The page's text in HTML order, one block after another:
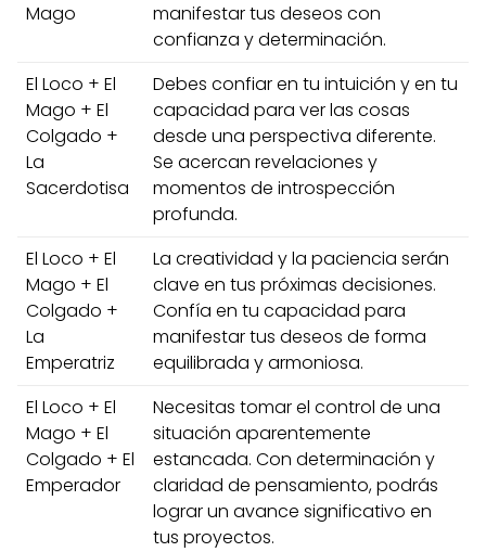
Mago
manifestar tus deseos con
confianza y determinación.
El Loco + El
Mago + El
Colgado +
La
Sacerdotisa
Debes confiar en tu intuición y en tu
capacidad para ver las cosas
desde una perspectiva diferente.
Se acercan revelaciones y
momentos de introspección
profunda.
El Loco + El
Mago + El
Colgado +
La
Emperatriz
La creatividad y la paciencia serán
clave en tus próximas decisiones.
Confía en tu capacidad para
manifestar tus deseos de forma
equilibrada y armoniosa.
El Loco + El
Mago + El
Colgado + El
Emperador
Necesitas tomar el control de una
situación aparentemente
estancada. Con determinación y
claridad de pensamiento, podrás
lograr un avance significativo en
tus proyectos.